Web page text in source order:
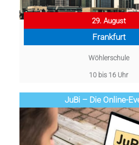
29. August
Frankfurt
Wöhlerschule
10 bis 16 Uhr
JuBi – Die Online-